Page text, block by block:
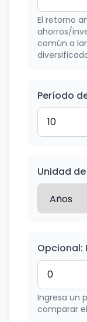
El retorno
ahorros/
común a
Período
Unidad
Opcional:
Ingresa un
comparar